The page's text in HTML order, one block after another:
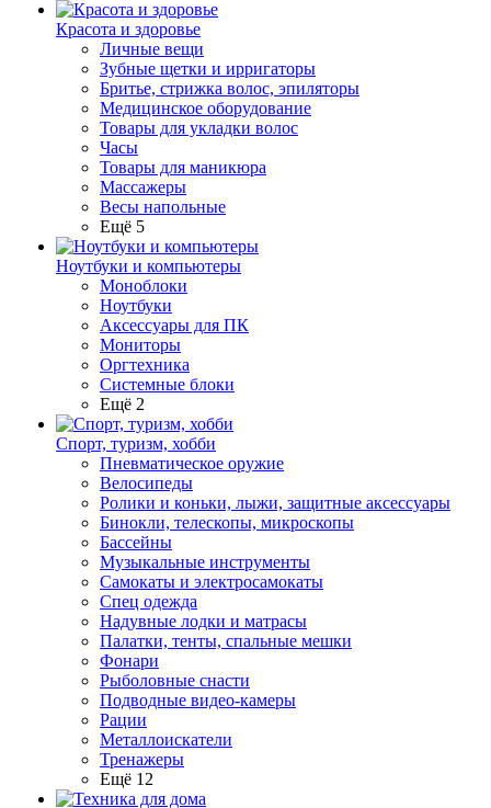
Красота и здоровье
Личные вещи
Зубные щетки и ирригаторы
Бритье, стрижка волос, эпиляторы
Медицинское оборудование
Товары для укладки волос
Часы
Товары для маникюра
Массажеры
Весы напольные
Ещё 5
Ноутбуки и компьютеры
Моноблоки
Ноутбуки
Аксессуары для ПК
Мониторы
Оргтехника
Системные блоки
Ещё 2
Спорт, туризм, хобби
Пневматическое оружие
Велосипеды
Ролики и коньки, лыжи, защитные аксессуары
Бинокли, телескопы, микроскопы
Бассейны
Музыкальные инструменты
Самокаты и электросамокаты
Спец одежда
Надувные лодки и матрасы
Палатки, тенты, спальные мешки
Фонари
Рыболовные снасти
Подводные видео-камеры
Рации
Металлоискатели
Тренажеры
Ещё 12